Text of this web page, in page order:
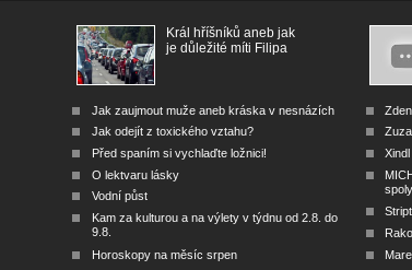
Král hříšníků aneb jak
je důležité míti Filipa
Jak zaujmout muže aneb kráska v nesnázích
Jak odejít z toxického vztahu?
Před spaním si vychlaďte ložnici!
O lektvaru lásky
Vodní půst
Kam za kulturou a na výlety v týdnu od 2.8. do
9.8.
Horoskopy na měsíc srpen